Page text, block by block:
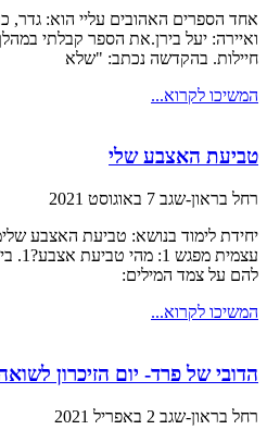
אחד הספרים האהובים עליי הוא:
ואיירה: יעל בירן.את הספר קבלתי
חיילות. בהקדשה נכתב: "שלא
המשיכו לקרוא...
טביעת האצבע שלי
רחל בראון-שגב 7 באוגוסט 2021
יחידת לימוד בנושא: טביעת האצבע
להם על צמד המילים:
המשיכו לקרוא...
הדובי של פרד- יום הזיכרון
רחל בראון-שגב 2 באפריל 2021